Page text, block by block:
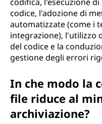
codice, l'adozione di
automatizzate (come i
integrazione), l'utilizzo
del codice e la
gestione degli errori
In che modo la
file riduce al
archiviazione?